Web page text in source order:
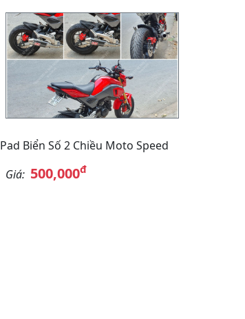
Pad Biển Số 2 Chiều Moto Speed
Giá: 500,000đ